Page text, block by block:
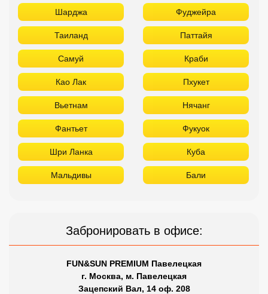
Шарджа Фуджейра
Таиланд Паттайя
Самуй Краби
Као Лак Пхукет
Вьетнам Нячанг
Фантьет Фукуок
Шри Ланка Куба
Мальдивы Бали
Забронировать в офисе:
FUN&SUN PREMIUM Павелецкая
г. Москва, м. Павелецкая
Зацепский Вал, 14 оф. 208